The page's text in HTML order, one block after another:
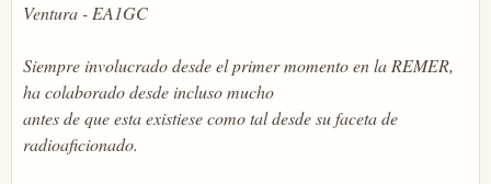
Ventura - EA1GC
Siempre involucrado desde el primer momento en la REMER,
ha colaborado desde incluso mucho
antes de que esta existiese como tal desde su faceta de
radioaficionado.